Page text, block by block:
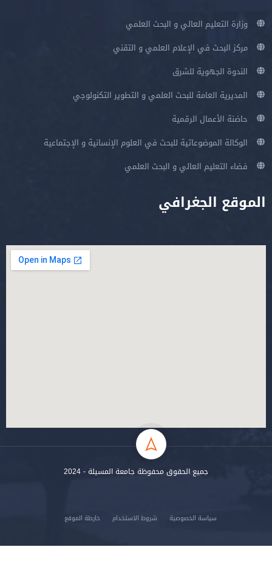
وزارة التعليم العالي و البحث العلمي
مركز البحث في الإعلام العلمي و التقني
الندوة الجهوية للشرق
المديرية العامة للبحث العلمي و التطوير التكنولوجي
حاضنة الأعمال الرقمية
الوكالة الموضوعاتية للبحث في العلوم الإنسانية و الإجتماعية
فضاء التعليم العالي و البحث العلمي
الموقع الجغرافي
جميع الحقوق محفوظة جامعة المسيلة - 2024
سياسة الخصوصية شروط الاستخدام خارطة الموقع